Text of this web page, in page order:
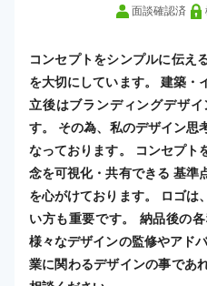
面談確認済
コンセプトをシンプルに伝え
を大切にしています。 建築・
立後はブランディングデザ
す。 その為、私のデザイン思
なっております。 コンセプト
念を可視化・共有できる 基準
を心がけております。 ロゴは
い方も重要です。 納品後の
様々なデザインの監修やアド
業に関わるデザインの事であ